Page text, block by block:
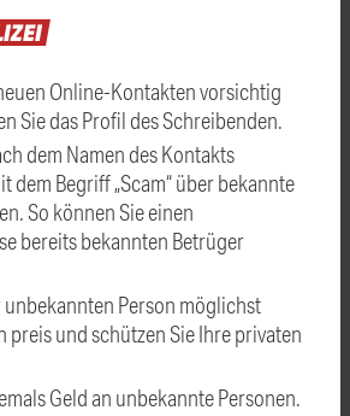
Online-Kontakten vorsichtig
Sie das Profil des Schreibenden.
dem Namen des Kontakts
dem Begriff „Scam“ über bekannte
So können Sie einen
bereits bekannten Betrüger
unbekannten Person möglichst
preis und schützen Sie Ihre privaten
Geld an unbekannte Personen.